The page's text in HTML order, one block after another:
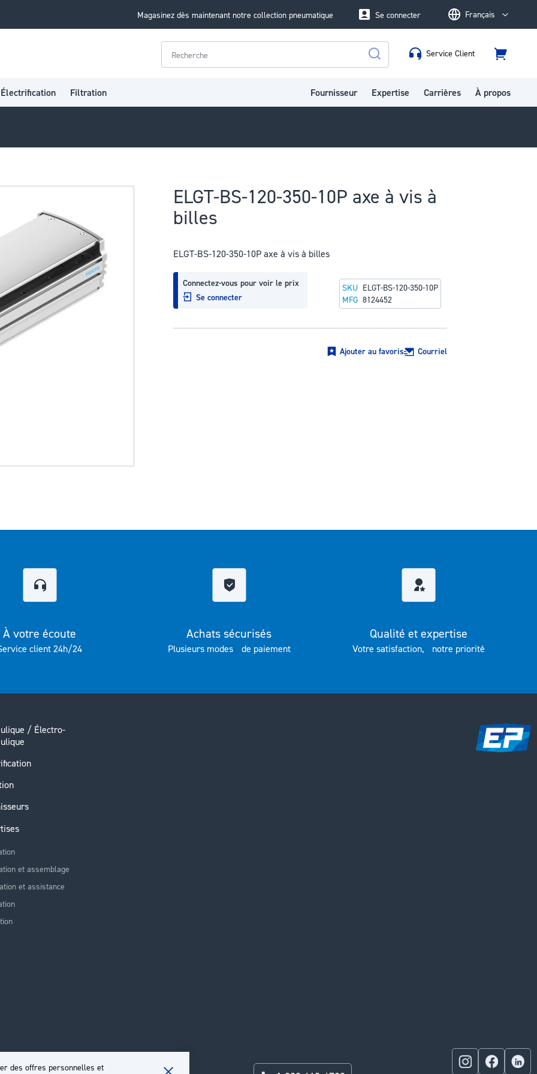
des offres personnelles et
Magasinez dès maintenant notre collection pneumatique LanguageFrançais
Se connecter
Rechercher
Service Client
Panier
Électrification Filtration Fournisseur Expertise Carrières À propos
ELGT-BS-120-350-10P axe à vis à
billes
ELGT-BS-120-350-10P axe à vis à billes
Connectez-vous pour voir le prix
Se connecter
SKU ELGT-BS-120-350-10P
MFG 8124452
Ajouter au favoris Courriel
À votre écoute
client 24h/24
Achats sécurisés
Plusieurs modes de paiement
Qualité et expertise
Votre satisfaction, notre priorité
/ Électro-
et assemblage
et assistance